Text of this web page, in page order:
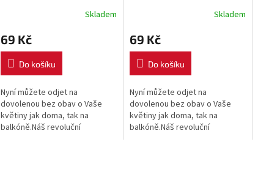
Skladem
69 Kč
Do košíku
Nyní můžete odjet na
dovolenou bez obav o Vaše
květiny jak doma, tak na
balkóně.Náš revoluční
Skladem
69 Kč
Do košíku
Nyní můžete odjet na
dovolenou bez obav o Vaše
květiny jak doma, tak na
balkóně.Náš revoluční